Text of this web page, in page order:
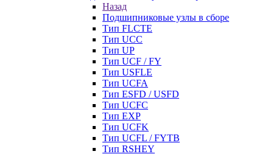
Назад
Подшипниковые узлы в сборе
Тип FLCTE
Тип UCC
Тип UP
Тип UCF / FY
Тип USFLE
Тип UCFA
Тип ESFD / USFD
Тип UCFC
Тип EXP
Тип UCFK
Тип UCFL / FYTB
Тип RSHEY